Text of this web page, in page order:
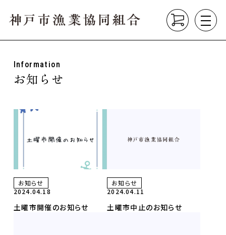
About
Product
Market
直売所
垂水漁港食堂
Information
お知らせ
お知らせ
2024.04.18
土曜市開催のお知らせ
お知らせ
2024.04.11
土曜市中止のお知らせ